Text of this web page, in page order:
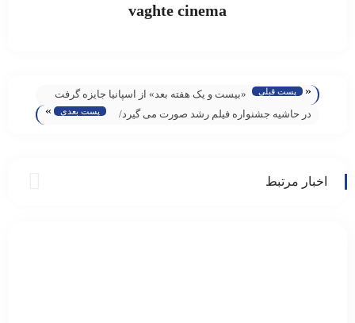
vaghte cinema
« پست قبلی
«بیست‌ و یک هفته بعد» از اسپانیا جایزه گرفت
در حاشیه جشنواره فیلم رشد صورت می گیرد/
پست بعدی »
اخبار مرتبط